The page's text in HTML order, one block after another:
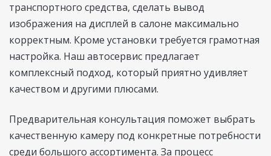
транспортного средства, сделать вывод
изображения на дисплей в салоне максимально
корректным. Кроме установки требуется грамотная
настройка. Наш автосервис предлагает
комплексный подход, который приятно удивляет
качеством и другими плюсами.
Предварительная консультация поможет выбрать
качественную камеру под конкретные потребности
среди большого ассортимента. За процесс